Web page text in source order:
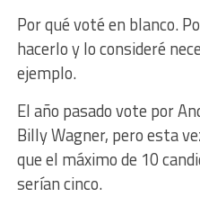
Por qué voté en blanco.
hacerlo y lo consideré
ejemplo.
El año pasado vote por
Billy Wagner, pero esta
que el máximo de 10
serían cinco.